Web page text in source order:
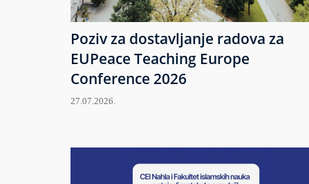
Poziv za dostavljanje radova za
EUPeace Teaching Europe
Conference 2026
27.07.2026.